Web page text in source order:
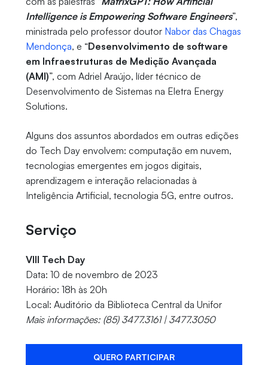
Intelligence is Empowering Software Engineers”,
ministrada pelo professor doutor Nabor das Chagas
Mendonça, e “Desenvolvimento de software
em Infraestruturas de Medição Avançada
(AMI)”, com Adriel Araújo, líder técnico de
Desenvolvimento de Sistemas na Eletra Energy
Solutions.
Alguns dos assuntos abordados em outras edições
do Tech Day envolvem: computação em nuvem,
tecnologias emergentes em jogos digitais,
aprendizagem e interação relacionadas à
Inteligência Artificial, tecnologia 5G, entre outros.
Serviço
VIII Tech Day
Data: 10 de novembro de 2023
Horário: 18h às 20h
Local: Auditório da Biblioteca Central da Unifor
Mais informações: (85) 3477.3161 | 3477.3050
QUERO PARTICIPAR